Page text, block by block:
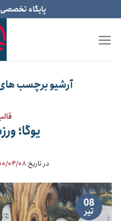
to
content
پایگاه تخصصی
آرشیو برچسب
یوگا؛
در تاریخ ۱۴۰۰/
08
تیر